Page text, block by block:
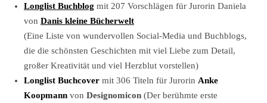
Longlist Buchblog mit 207 Vorschlägen für Jurorin Daniela
von Danis kleine Bücherwelt
(Eine Liste von wundervollen Social-Media und Buchblogs,
die die schönsten Geschichten mit viel Liebe zum Detail,
großer Kreativität und viel Herzblut vorstellen)
Longlist Buchcover mit 306 Titeln für Jurorin Anke
Koopmann von Designomicon (Der berühmte erste